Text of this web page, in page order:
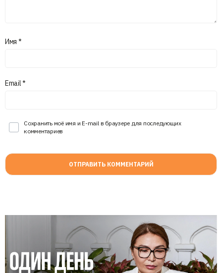
Имя *
Email*
Сохранить моё имя и E-mail в браузере для последующих
комментариев